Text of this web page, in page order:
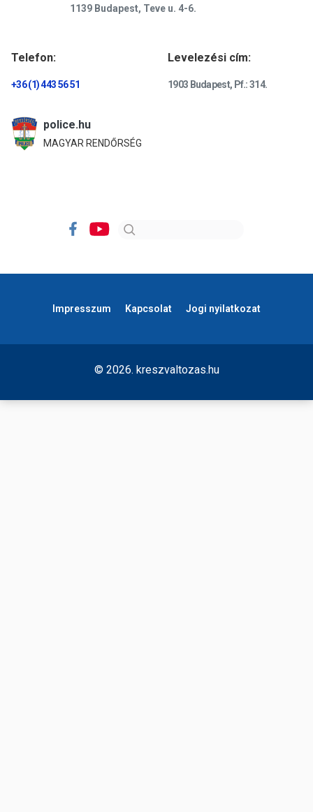
1139 Budapest, Teve u. 4-6.
Telefon:
+36 (1) 443 56 51
Levelezési cím:
1903 Budapest, Pf.: 314.
police.hu
MAGYAR RENDŐRSÉG
Impresszum Kapcsolat Jogi nyilatkozat
© 2026. kreszvaltozas.hu